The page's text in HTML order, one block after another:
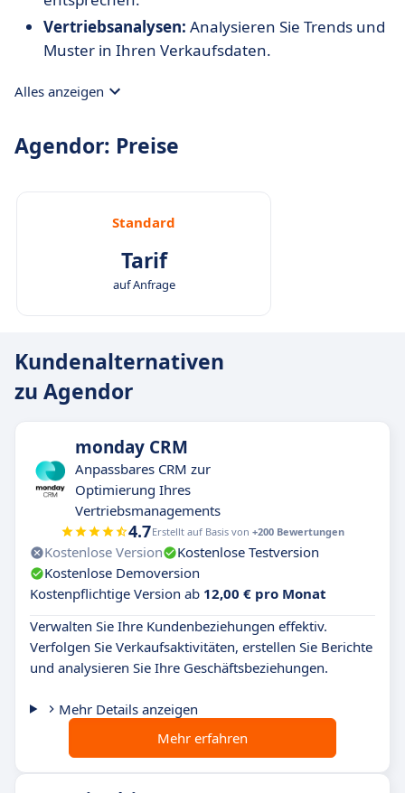
Vertriebsanalysen: Analysieren Sie Trends und
Muster in Ihren Verkaufsdaten.
Alles anzeigen
Agendor: Preise
Standard
Tarif
auf Anfrage
Kundenalternativen
zu Agendor
monday CRM
Anpassbares CRM zur
Optimierung Ihres
Vertriebsmanagements
4.7Erstellt auf Basis von +200 Bewertungen
Kostenlose Version
Kostenlose Testversion
Kostenlose Demoversion
Kostenpflichtige Version ab 12,00 € pro Monat
Verwalten Sie Ihre Kundenbeziehungen effektiv.
Verfolgen Sie Verkaufsaktivitäten, erstellen Sie Berichte
und analysieren Sie Ihre Geschäftsbeziehungen.
Mehr Details anzeigen
Mehr erfahren